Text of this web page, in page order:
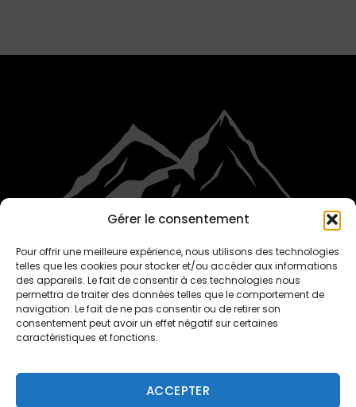
Gérer le consentement
Pour offrir une meilleure expérience, nous utilisons des technologies
telles que les cookies pour stocker et/ou accéder aux informations
des appareils. Le fait de consentir à ces technologies nous
permettra de traiter des données telles que le comportement de
navigation. Le fait de ne pas consentir ou de retirer son
consentement peut avoir un effet négatif sur certaines
caractéristiques et fonctions.
ACCEPTER
CDS.CREW.FR
©2026 CDS-Crew | Powered by Ivalice Hosting